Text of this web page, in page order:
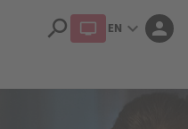
search EN expand_more person